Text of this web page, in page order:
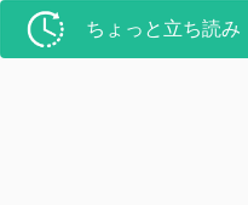
ちょっと立ち読み